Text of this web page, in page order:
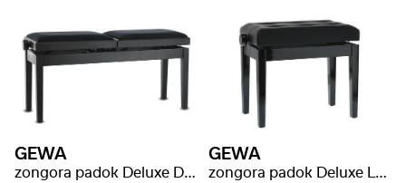
GEWA
zongora padok Deluxe Double
GEWA
zongora padok Deluxe Leather fekete fényes